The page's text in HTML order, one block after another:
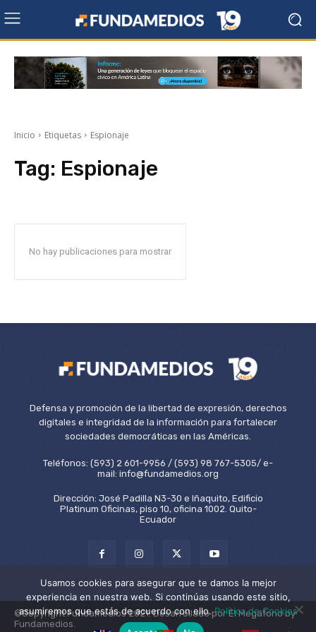
Inicio Etiquetas Espionaje
Tag: Espionaje
No hay publicaciones para mostrar
Defensa y promoción de la libertad de expresión, derechos
digitales e integridad de la información para fortalecer
sociedades democráticas en las Américas.
Teléfonos: (593) 2 601-9956 / (593) 98 767-5305/ e-
mail: info@fundamedios.org
Dirección: José Padilla N3-30 e Iñaquito, Edificio
Platinum Oficinas, piso 10, oficina 1002. Quito-
Ecuador
©Copyright Fundamedios 2021. Desarrollado por El Megáfono by
Fundamedios.
Usamos cookies para asegurar que te damos la mejor
experiencia en nuestra web. Si continúas usando este sitio,
asumiremos que estás de acuerdo con ello.Política de Cookies